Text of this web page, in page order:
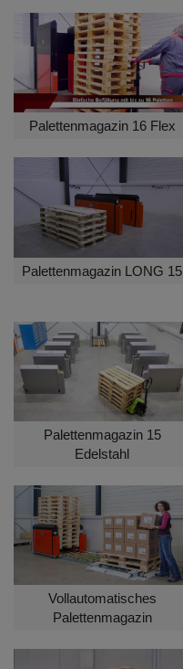
Palettenmagazin 16 Flex
Palettenmagazin LONG 15
Palettenmagazin 15
Edelstahl
Vollautomatisches
Palettenmagazin